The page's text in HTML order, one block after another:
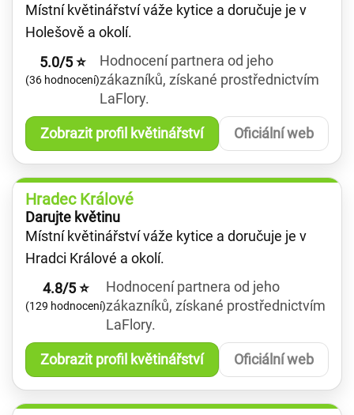
Místní květinářství váže kytice a doručuje je v
Holešově a okolí.
5.0/5 ⭐
(36 hodnocení)
Hodnocení partnera od jeho
zákazníků, získané prostřednictvím
LaFlory.
Zobrazit profil květinářství Oficiální web
Hradec Králové
Darujte květinu
Místní květinářství váže kytice a doručuje je v
Hradci Králové a okolí.
4.8/5 ⭐
(129 hodnocení)
Hodnocení partnera od jeho
zákazníků, získané prostřednictvím
LaFlory.
Zobrazit profil květinářství Oficiální web